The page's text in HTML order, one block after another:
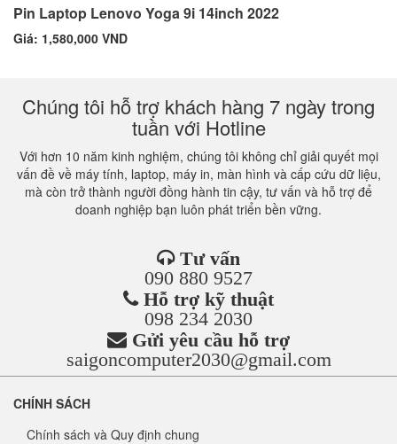
Pin Laptop Lenovo Yoga 9i 14inch 2022
Giá: 1,580,000 VND
Chúng tôi hỗ trợ khách hàng 7 ngày trong
tuần với Hotline
Với hơn 10 năm kinh nghiệm, chúng tôi không chỉ giải quyết mọi
vấn đề về máy tính, laptop, máy in, màn hình và cấp cứu dữ liệu,
mà còn trở thành người đồng hành tin cậy, tư vấn và hỗ trợ để
doanh nghiệp bạn luôn phát triển bền vững.
Tư vấn
090 880 9527
Hỗ trợ kỹ thuật
098 234 2030
Gửi yêu cầu hỗ trợ
saigoncomputer2030@gmail.com
CHÍNH SÁCH
Chính sách và Quy định chung